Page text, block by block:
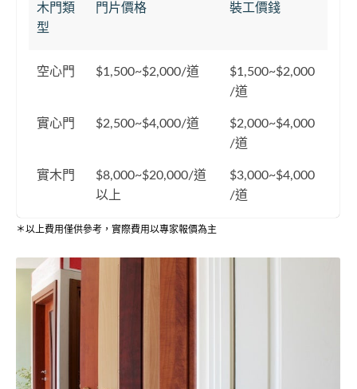
木門類
型
門片價格 裝工價錢
空心門 $1,500~$2,000/道
$1,500~$2,000
/道
實心門 $2,500~$4,000/道
$2,000~$4,000
/道
實木門
$8,000~$20,000/道
以上
$3,000~$4,000
/道
＊以上費用僅供參考，實際費用以專家報價為主